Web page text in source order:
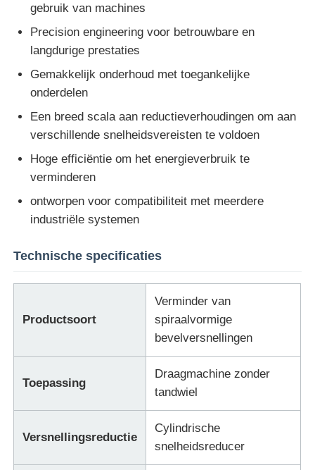
Vraag een offerte aan
variabele frequentie aandrijving
Human Machine Interface
toestelreductiemiddel
gebruik van machines
Precision engineering voor betrouwbare en
langdurige prestaties
Gemakkelijk onderhoud met toegankelijke
onderdelen
Een breed scala aan reductieverhoudingen om aan
verschillende snelheidsvereisten te voldoen
Hoge efficiëntie om het energieverbruik te
verminderen
ontworpen voor compatibiliteit met meerdere
industriële systemen
Technische specificaties
Productsoort
Verminder van
spiraalvormige
bevelversnellingen
Toepassing
Draagmachine zonder
tandwiel
Versnellingsreductie
Cylindrische
snelheidsreducer